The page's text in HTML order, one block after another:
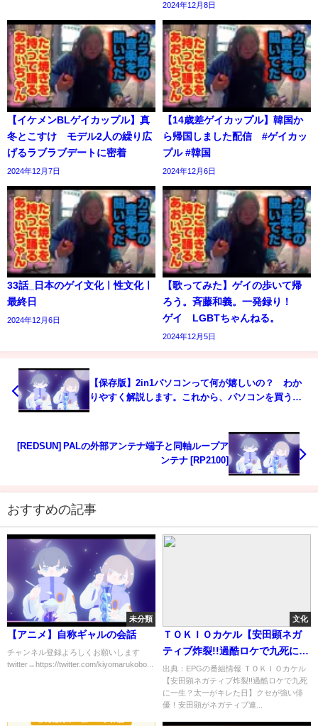
2024年12月8日
【イケメンBLゲイカップル】真
冬とこすけ モデル2人の繰り広
げるラブラブデートに密着
2024年12月7日
【14歳差ゲイカップル】韓国か
ら帰国しました配信 #ゲイカッ
プル #韓国
2024年12月6日
33話_日本のゲイ文化ㅣ性文化ㅣ
最終日
2024年12月6日
【歌ってみた】ゲイの歩いて帰
ろう。斉藤和義。一発録り！
ゲイ LGBTちゃんねる。
2024年12月5日
【保存版】2in1パソコンって何が嬉しいの？ わか
りやすく解説します。これから、パソコンを買う方
[REDSUN] PALの外部アンテナ端子と同軸ループア
ンテナ [RP2100]
おすすめの記事
未分類
【アニメ】自称ギャルの会話
チャンネル登録よろしくお願いします
twitter→https://twitter.com/kiyomarukobo...
文化
ＴＯＫＩＯカケル【安田顕ネガ
ティブ炸裂!!過酷ロケで九死に一
生？太一がキレた日】[字]…の番
組内容解析まとめ
出典：EPGの番組情報 ＴＯＫＩＯカケル
【安田顕ネガティブ炸裂!!過酷ロケで九死
に一生？太一がキレた日】クセが強い俳
優！安田顕がネガティブ連...